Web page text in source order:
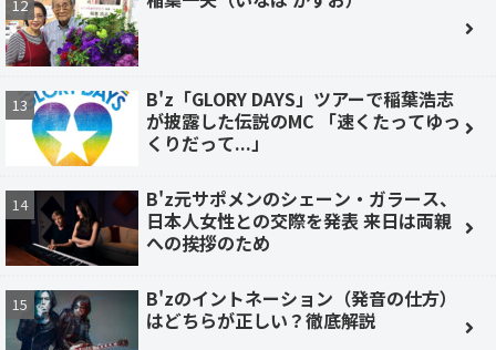
B'z「GLORY DAYS」ツアーで稲葉浩志
が披露した伝説のMC 「速くたってゆっ
くりだって...」
B'z元サポメンのシェーン・ガラース、
日本人女性との交際を発表 来日は両親
への挨拶のため
B'zのイントネーション（発音の仕方）
はどちらが正しい？徹底解説